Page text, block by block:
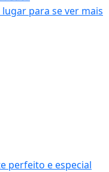
para se ver mais
perfeito e especial